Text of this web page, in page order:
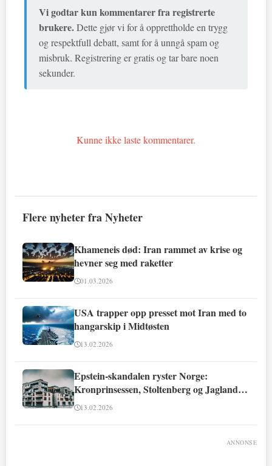
Vi godtar kun kommentarer fra registrerte
brukere.Dette gjør vi for å opprettholde en trygg
og respektfull debatt, samt for å unngå spam og
misbruk. Registrering er gratis og tar bare noen
sekunder.
Kunne ikke laste kommentarer.
Flere nyheter fra Nyheter
Khameneis død: Iran rammet av krise og
hevner seg med raketter
01.03.2026
USA trapper opp presset mot Iran med to
hangarskip i Midtøsten
13.02.2026
Epstein-skandalen ryster Norge:
Kronprinsessen, Stoltenberg og Jagland
involvert
13.02.2026
ANNONSE